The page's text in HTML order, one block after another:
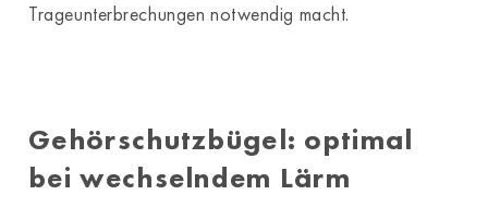
Trageunterbrechungen notwendig macht.
Gehörschutzbügel: optimal
bei wechselndem Lärm